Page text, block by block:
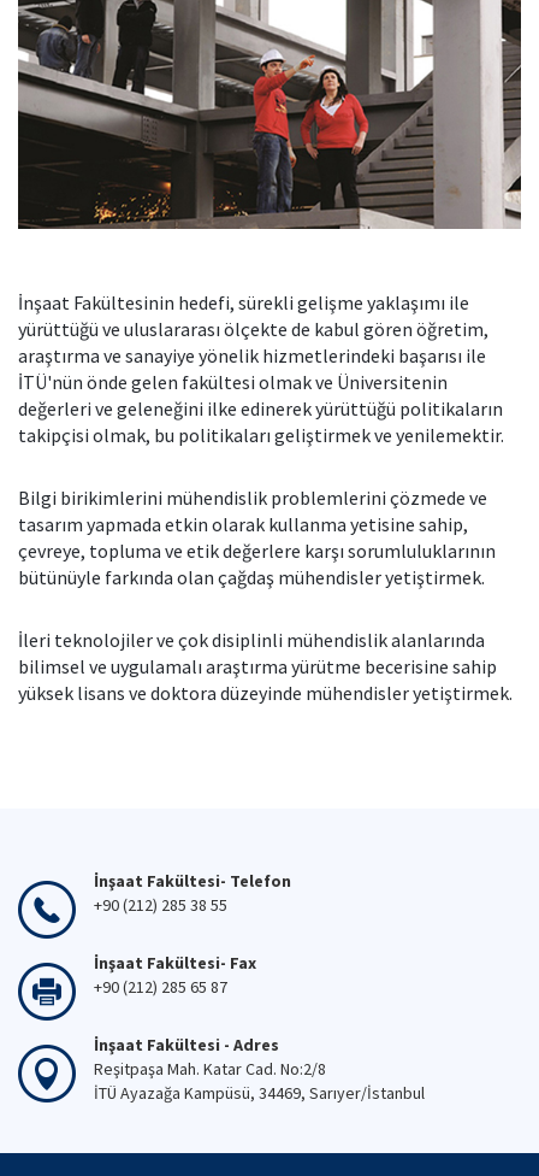
İnşaat Fakültesinin hedefi, sürekli gelişme yaklaşımı ile
yürüttüğü ve uluslararası ölçekte de kabul gören öğretim,
araştırma ve sanayiye yönelik hizmetlerindeki başarısı ile
İTÜ'nün önde gelen fakültesi olmak ve Üniversitenin
değerleri ve geleneğini ilke edinerek yürüttüğü politikaların
takipçisi olmak, bu politikaları geliştirmek ve yenilemektir.
Bilgi birikimlerini mühendislik problemlerini çözmede ve
tasarım yapmada etkin olarak kullanma yetisine sahip,
çevreye, topluma ve etik değerlere karşı sorumluluklarının
bütünüyle farkında olan çağdaş mühendisler yetiştirmek.
İleri teknolojiler ve çok disiplinli mühendislik alanlarında
bilimsel ve uygulamalı araştırma yürütme becerisine sahip
yüksek lisans ve doktora düzeyinde mühendisler yetiştirmek.
İnşaat Fakültesi- Telefon
+90 (212) 285 38 55
İnşaat Fakültesi- Fax
+90 (212) 285 65 87
İnşaat Fakültesi - Adres
Reşitpaşa Mah. Katar Cad. No:2/8
İTÜ Ayazağa Kampüsü, 34469, Sarıyer/İstanbul